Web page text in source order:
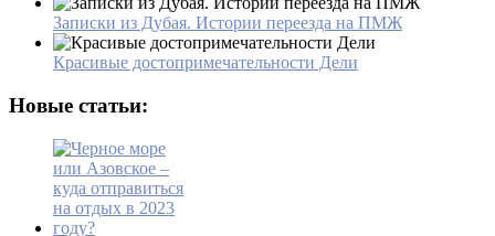
Записки из Дубая. Истории переезда на ПМЖ
Красивые достопримечательности Дели
Новые статьи: